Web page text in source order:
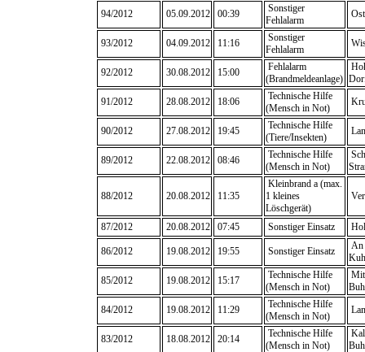
94/2012 05.09.2012 00:39
Sonstiger
Fehlalarm
93/2012 04.09.2012 11:16
Sonstiger
Fehlalarm
92/2012 30.08.2012 15:00
Fehlalarm
(Brandmeldeanlage)
91/2012
28.08.2012 18:06
Technische Hilfe
(Mensch in Not)
90/2012 27.08.2012 19:45
Technische Hilfe
(Tiere/Insekten)
89/2012 22.08.2012 08:46
Technische Hilfe
(Mensch in Not)
88/2012 20.08.2012 11:35
Kleinbrand a (max.
1 kleines
Löschgerät)
87/2012 20.08.2012 07:45 Sonstiger Einsatz
86/2012 19.08.2012 19:55 Sonstiger Einsatz
An
85/2012
19.08.2012 15:17
Technische Hilfe
(Mensch in Not)
84/2012
19.08.2012 11:29
Technische Hilfe
(Mensch in Not)
83/2012 18.08.2012 20:14
Technische Hilfe
(Mensch in Not)